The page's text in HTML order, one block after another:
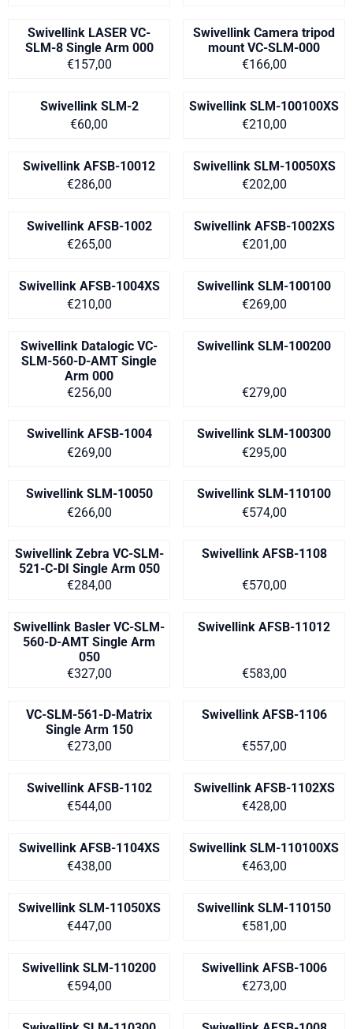
Swivellink LASER VC-
SLM-8 Single Arm 000
Prijs op aanvraag
€157,00
Swivellink Camera tripod
mount VC-SLM-000
Prijs: 166,00
€166,00
Swivellink SLM-2
Prijs op aanvraag
€60,00
Swivellink SLM-100100XS
Prijs: 210,00
€210,00
Swivellink AFSB-10012
Prijs: 286,00
€286,00
Swivellink SLM-10050XS
Prijs: 202,00
€202,00
Swivellink AFSB-1002
Prijs: 265,00
€265,00
Swivellink AFSB-1002XS
Prijs: 201,00
€201,00
Swivellink AFSB-1004XS
Prijs: 210,00
€210,00
Swivellink SLM-100100
Prijs: 269,00
€269,00
Swivellink Datalogic VC-
SLM-560-D-AMT Single
Arm 000
Prijs op aanvraag
€256,00
Swivellink SLM-100200
Prijs: 279,00
€279,00
Swivellink AFSB-1004
Prijs: 269,00
€269,00
Swivellink SLM-100300
Prijs: 295,00
€295,00
Swivellink SLM-10050
Prijs: 266,00
€266,00
Swivellink SLM-110100
Prijs: 574,00
€574,00
Swivellink Zebra VC-SLM-
521-C-DI Single Arm 050
Prijs op aanvraag
€284,00
Swivellink AFSB-1108
Prijs: 570,00
€570,00
Swivellink Basler VC-SLM-
560-D-AMT Single Arm
050
Prijs op aanvraag
€327,00
Swivellink AFSB-11012
Prijs: 583,00
€583,00
VC-SLM-561-D-Matrix
Single Arm 150
Prijs op aanvraag
€273,00
Swivellink AFSB-1106
Prijs: 557,00
€557,00
Swivellink AFSB-1102
Prijs: 544,00
€544,00
Swivellink AFSB-1102XS
Prijs: 428,00
€428,00
Swivellink AFSB-1104XS
Prijs: 438,00
€438,00
Swivellink SLM-110100XS
Prijs: 463,00
€463,00
Swivellink SLM-11050XS
Prijs: 447,00
€447,00
Swivellink SLM-110150
Prijs: 581,00
€581,00
Swivellink SLM-110200
Prijs: 594,00
€594,00
Swivellink AFSB-1006
Prijs: 273,00
€273,00